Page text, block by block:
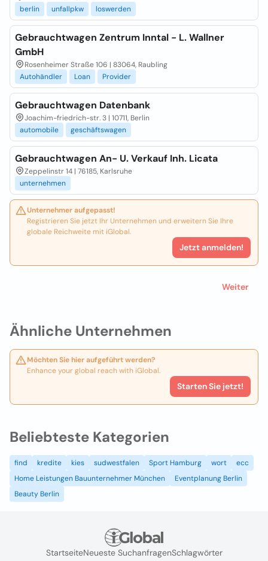
Ähnliche Unternehmen
Möchten Sie hier aufgeführt werden?
Enhance your global reach with iGlobal.
Starten Sie jetzt!
berlin
unfallpkw loswerden
Gebrauchtwagen Zentrum Inntal - L. Wallner
GmbH
Rosenheimer Straße 106 | 83064, Raubling
Autohändler
Loan Provider
Gebrauchtwagen Datenbank
Joachim-friedrich-str. 3 | 10711, Berlin
automobile
geschäftswagen
Gebrauchtwagen An- U. Verkauf Inh. Licata
Zeppelinstr 14 | 76185, Karlsruhe
unternehmen
Unternehmer aufgepasst!
Registrieren Sie jetzt Ihr Unternehmen und erweitern Sie Ihre
globale Reichweite mit iGlobal.
Jetzt anmelden!
Weiter
Beliebteste Kategorien
find kredite kies sudwestfalen Sport Hamburg wort
ecc
Home Leistungen Bauunternehmer München
Eventplanung Berlin
Beauty Berlin
StartseiteNeueste SuchanfragenSchlagwörter